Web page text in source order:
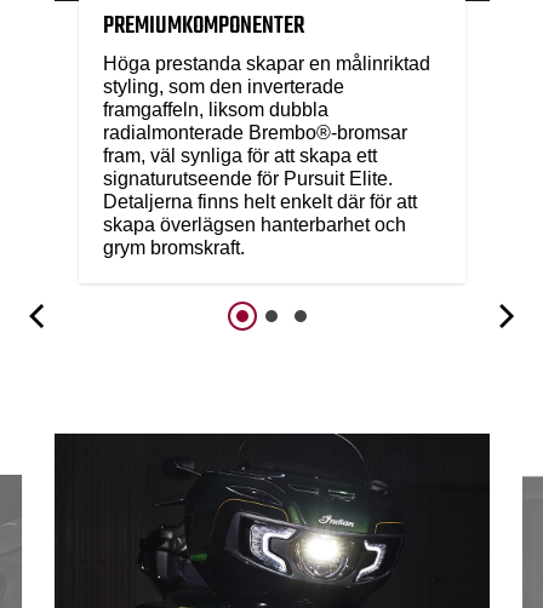
PREMIUMKOMPONENTER
Höga prestanda skapar en målinriktad
styling, som den inverterade
framgaffeln, liksom dubbla
radialmonterade Brembo®-bromsar
fram, väl synliga för att skapa ett
signaturutseende för Pursuit Elite.
Detaljerna finns helt enkelt där för att
skapa överlägsen hanterbarhet och
grym bromskraft.